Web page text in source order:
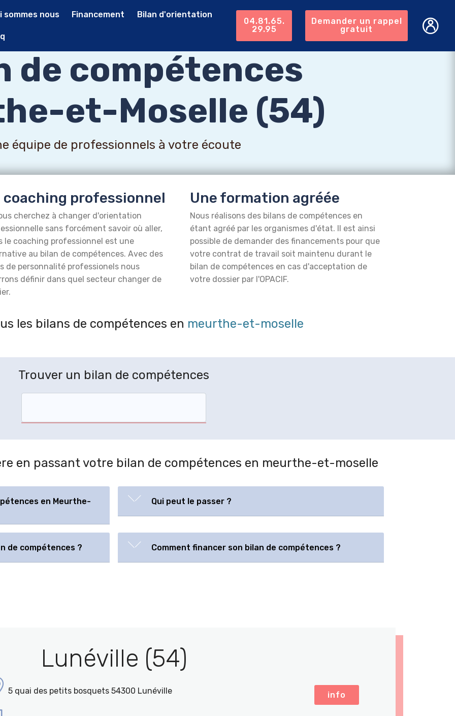
sommes nous Financement Bilan d'orientation
04.81.65.
29.95
Demander un rappel
gratuit
de compétences
et-Moselle (54)
équipe de professionnels à votre écoute
coaching professionnel
cherchez à changer d'orientation
sans forcément savoir où aller,
le coaching professionnel est une
au bilan de compétences. Avec des
de personnalité professionels nous
définir dans quel secteur changer de
Une formation agréée
Nous réalisons des bilans de compétences en
étant agréé par les organismes d'état. Il est ainsi
possible de demander des financements pour que
votre contrat de travail soit maintenu durant le
bilan de compétences en cas d'acceptation de
votre dossier par l'OPACIF.
les bilans de compétences en meurthe-et-moselle
Trouver un bilan de compétences
en passant votre bilan de compétences en meurthe-et-moselle
en Meurthe- Qui peut le passer ?
de compétences ? Comment financer son bilan de compétences ?
Lunéville (54)
5 quai des petits bosquets 54300 Lunéville info